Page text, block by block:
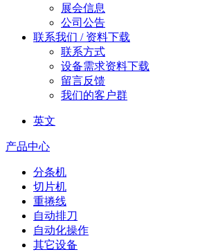
展会信息
公司公告
联系我们 / 资料下载
联系方式
设备需求资料下载
留言反馈
我们的客户群
英文
产品中心
分条机
切片机
重捲线
自动排刀
自动化操作
其它设备